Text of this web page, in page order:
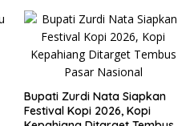
Bupati Zurdi Nata Siapkan
Festival Kopi 2026, Kopi